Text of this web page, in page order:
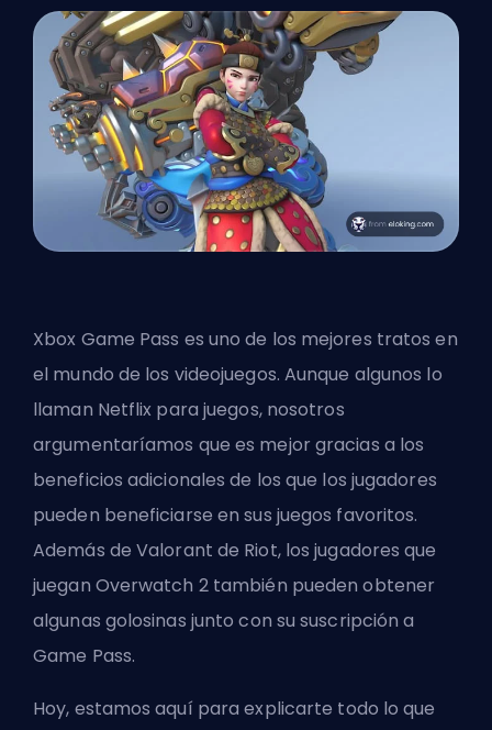
Xbox Game Pass es uno de los mejores tratos en
el mundo de los videojuegos. Aunque algunos lo
llaman Netflix para juegos, nosotros
argumentaríamos que es mejor gracias a los
beneficios adicionales de los que los jugadores
pueden beneficiarse en sus juegos favoritos.
Además de Valorant de Riot, los jugadores que
juegan Overwatch 2 también pueden obtener
algunas golosinas junto con su suscripción a
Game Pass.
Hoy, estamos aquí para explicarte todo lo que